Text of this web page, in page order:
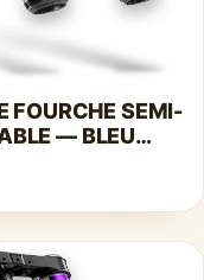
FOURCHE SEMI-
— BLEU